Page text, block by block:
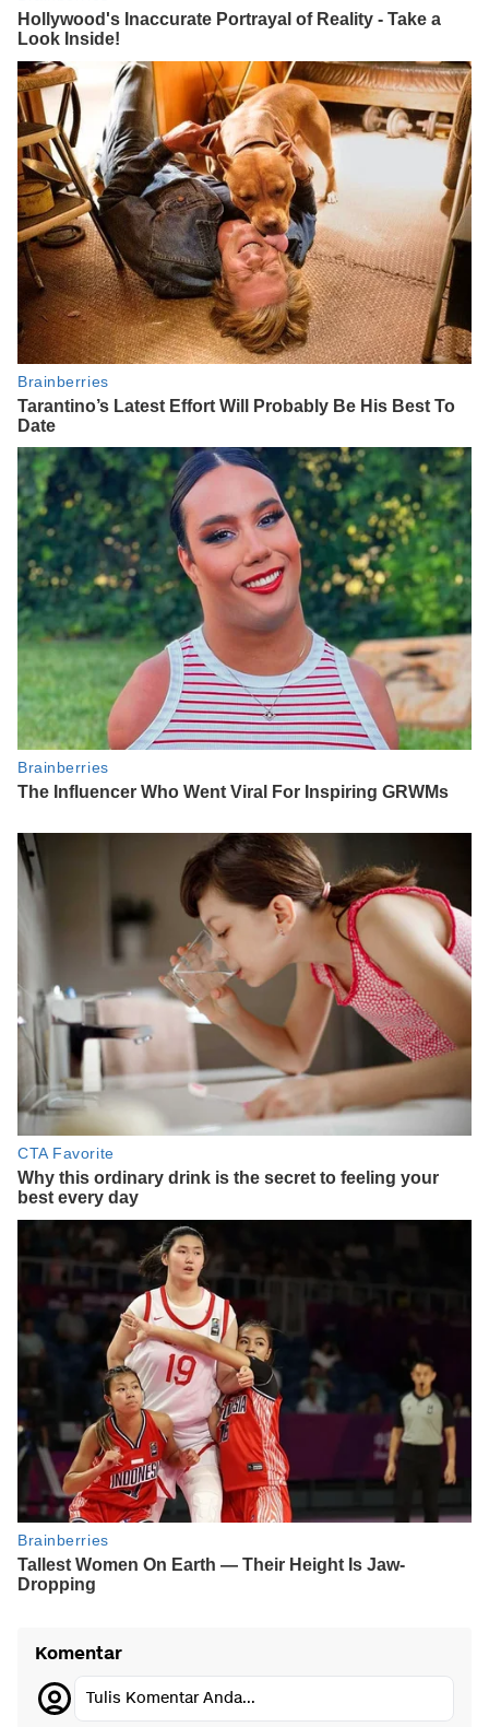
Komentar
Tulis Komentar Anda...